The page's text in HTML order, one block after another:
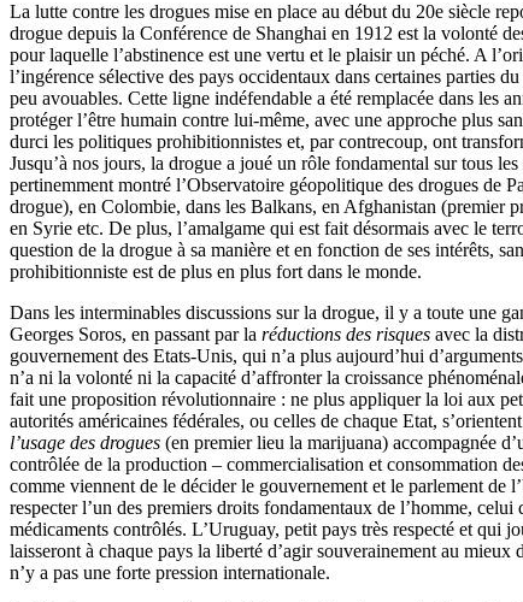
La lutte contre les drogues mise en place au début du 20e siècle
drogue depuis la Conférence de Shanghai en 1912 est la volonté
pour laquelle l’abstinence est une vertu et le plaisir un péché. A
l’ingérence sélective des pays occidentaux dans certaines parties
peu avouables. Cette ligne indéfendable a été remplacée dans les
protéger l’être humain contre lui-même, avec une approche plus
durci les politiques prohibitionnistes et, par contrecoup, ont
Jusqu’à nos jours, la drogue a joué un rôle fondamental sur tous
pertinemment montré l’Observatoire géopolitique des drogues de
drogue), en Colombie, dans les Balkans, en Afghanistan (premier
en Syrie etc. De plus, l’amalgame qui est fait désormais avec le
question de la drogue à sa manière et en fonction de ses intérêts,
prohibitionniste est de plus en plus fort dans le monde.
Dans les interminables discussions sur la drogue, il y a toute une
Georges Soros, en passant par la réductions des risques avec la
gouvernement des Etats-Unis, qui n’a plus aujourd’hui
n’a ni la volonté ni la capacité d’affronter la croissance
fait une proposition révolutionnaire : ne plus appliquer la loi aux
autorités américaines fédérales, ou celles de chaque Etat,
l’usage des drogues (en premier lieu la marijuana) accompagnée
contrôlée de la production – commercialisation et consommation
comme viennent de le décider le gouvernement et le parlement de
respecter l’un des premiers droits fondamentaux de l’homme,
médicaments contrôlés. L’Uruguay, petit pays très respecté et
laisseront à chaque pays la liberté d’agir souverainement au
n’y a pas une forte pression internationale.